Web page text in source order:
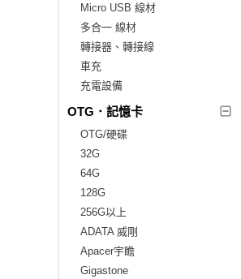
Micro USB 線材
多合一 線材
轉接器、轉接線
車充
充電設備
OTG．記憶卡
OTG/硬碟
32G
64G
128G
256G以上
ADATA 威剛
Apacer宇瞻
Gigastone